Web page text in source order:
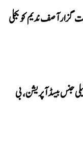
گزار آصف ندیم کو بجلی
جنس بیسڈ آپریشن، بی